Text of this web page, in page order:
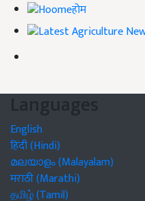
होम
Languages
English
हिंदी (Hindi)
മലയാളം (Malayalam)
मराठी (Marathi)
தமிழ் (Tamil)